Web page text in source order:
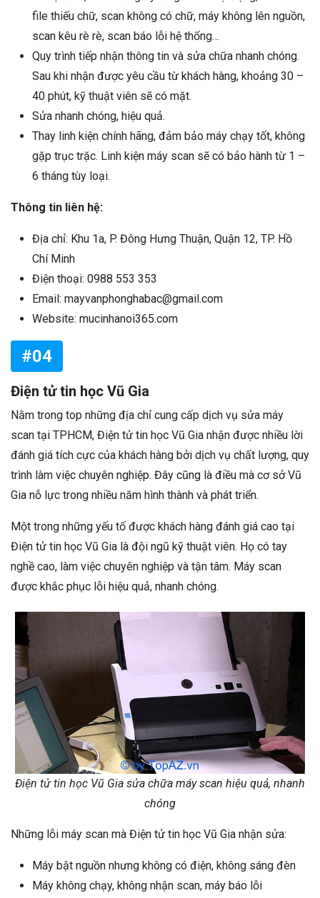
file thiếu chữ, scan không có chữ, máy không lên nguồn,
scan kêu rè rè, scan báo lỗi hệ thống…
Quy trình tiếp nhận thông tin và sửa chữa nhanh chóng.
Sau khi nhận được yêu cầu từ khách hàng, khoảng 30 –
40 phút, kỹ thuật viên sẽ có mặt.
Sửa nhanh chóng, hiệu quả.
Thay linh kiện chính hãng, đảm bảo máy chạy tốt, không
gặp trục trặc. Linh kiện máy scan sẽ có bảo hành từ 1 –
6 tháng tùy loại.
Thông tin liên hệ:
Địa chỉ: Khu 1a, P. Đông Hưng Thuận, Quận 12, TP. Hồ
Chí Minh
Điện thoại: 0988 553 353
Email: mayvanphonghabac@gmail.com
Website: mucinhanoi365.com
#04
Điện tử tin học Vũ Gia
Nằm trong top những địa chỉ cung cấp dịch vụ sửa máy
scan tại TPHCM, Điện tử tin học Vũ Gia nhận được nhiều lời
đánh giá tích cực của khách hàng bởi dịch vụ chất lượng, quy
trình làm việc chuyên nghiệp. Đây cũng là điều mà cơ sở Vũ
Gia nỗ lực trong nhiều năm hình thành và phát triển.
Một trong những yếu tố được khách hàng đánh giá cao tại
Điện tử tin học Vũ Gia là đội ngũ kỹ thuật viên. Họ có tay
nghề cao, làm việc chuyên nghiệp và tận tâm. Máy scan
được khắc phục lỗi hiệu quả, nhanh chóng.
Điện tử tin học Vũ Gia sửa chữa máy scan hiệu quả, nhanh
chóng
Những lỗi máy scan mà Điện tử tin học Vũ Gia nhận sửa:
Máy bật nguồn nhưng không có điện, không sáng đèn
Máy không chạy, không nhận scan, máy báo lỗi